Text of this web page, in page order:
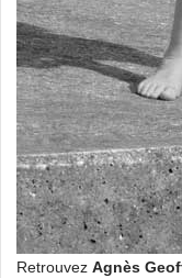
Retrouvez Agnès